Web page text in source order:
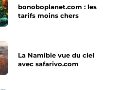
bonoboplanet.com : les
tarifs moins chers
La Namibie vue du ciel
avec safarivo.com